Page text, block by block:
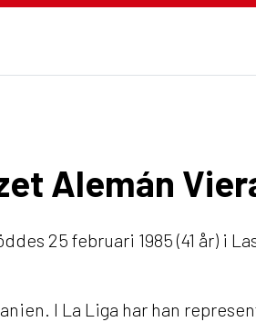
Alemán
25 februari 1985 (41 år) i
I La Liga har han